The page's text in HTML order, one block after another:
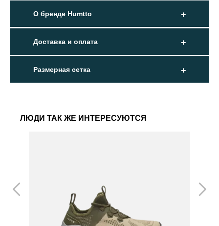
О бренде Humtto
Доставка и оплата
Размерная сетка
ЛЮДИ ТАК ЖЕ ИНТЕРЕСУЮТСЯ